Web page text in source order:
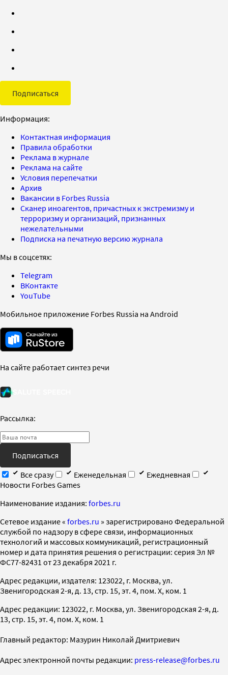
Подписаться
Информация:
Контактная информация
Правила обработки
Реклама в журнале
Реклама на сайте
Условия перепечатки
Архив
Вакансии в Forbes Russia
Сканер иноагентов, причастных к экстремизму и
терроризму и организаций, признанных
нежелательными
Подписка на печатную версию журнала
Мы в соцсетях:
Telegram
ВКонтакте
YouTube
Мобильное приложение Forbes Russia на Android
На сайте работает синтез речи
Рассылка:
Подписаться
Все сразу
Еженедельная
Ежедневная
Новости Forbes Games
Наименование издания: forbes.ru
Cетевое издание « forbes.ru » зарегистрировано Федеральной
службой по надзору в сфере связи, информационных
технологий и массовых коммуникаций, регистрационный
номер и дата принятия решения о регистрации: серия Эл №
ФС77-82431 от 23 декабря 2021 г.
Адрес редакции, издателя: 123022, г. Москва, ул.
Звенигородская 2-я, д. 13, стр. 15, эт. 4, пом. X, ком. 1
Адрес редакции: 123022, г. Москва, ул. Звенигородская 2-я, д.
13, стр. 15, эт. 4, пом. X, ком. 1
Главный редактор: Мазурин Николай Дмитриевич
Адрес электронной почты редакции: press-release@forbes.ru